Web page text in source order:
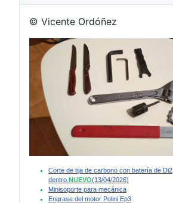
© Vicente Ordóñez
Corte de tija de carbono con batería de Di2
dentro. NUEVO(13/04/2026)
Minisoporte para mecánica
Engrase del motor Polini Ep3